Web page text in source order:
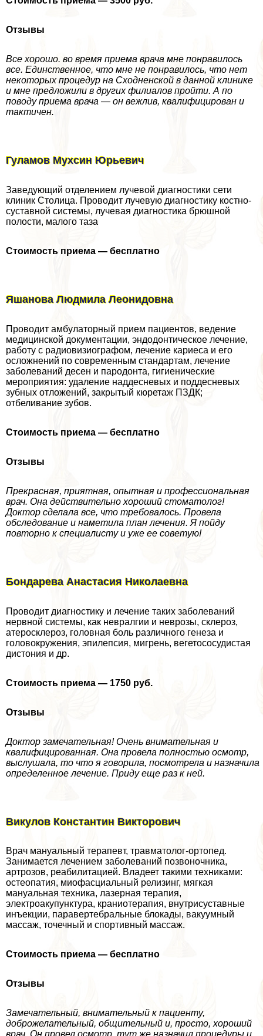
Отзывы
Все хорошо. во время приема врача мне понравилось
все. Единственное, что мне не понравилось, что нет
некоторых процедур на Сходненской в данной клинике
и мне предложили в других филиалов пройти. А по
поводу приема врача — он вежлив, квалифицирован и
тактичен.
Гуламов Мухсин Юрьевич
Заведующий отделением лучевой диагностики сети
клиник Столица. Проводит лучевую диагностику костно-
суставной системы, лучевая диагностика брюшной
полости, малого таза
Стоимость приема — бесплатно
Яшанова Людмила Леонидовна
Проводит амбулаторный прием пациентов, ведение
медицинской документации, эндодонтическое лечение,
работу с радиовизиографом, лечение кариеса и его
осложнений по современным стандартам, лечение
заболеваний десен и пародонта, гигиенические
мероприятия: удаление наддесневых и поддесневых
зубных отложений, закрытый кюретаж ПЗДК;
отбеливание зубов.
Стоимость приема — бесплатно
Отзывы
Прекрасная, приятная, опытная и профессиональная
врач. Она действительно хороший стоматолог!
Доктор сделала все, что требовалось. Провела
обследование и наметила план лечения. Я пойду
повторно к специалисту и уже ее советую!
Бондарева Анастасия Николаевна
Проводит диагностику и лечение таких заболеваний
нервной системы, как невралгии и неврозы, склероз,
атеросклероз, головная боль различного генеза и
головокружения, эпилепсия, мигрень, вегетососудистая
дистония и др.
Стоимость приема — 1750 руб.
Отзывы
Доктор замечательная! Очень внимательная и
квалифицированная. Она провела полностью осмотр,
выслушала, то что я говорила, посмотрела и назначила
определенное лечение. Приду еще раз к ней.
Викулов Константин Викторович
Врач мануальный терапевт, травматолог-ортопед.
Занимается лечением заболеваний позвоночника,
артрозов, реабилитацией. Владеет такими техниками:
остеопатия, миофасциальный релизинг, мягкая
мануальная техника, лазерная терапия,
электроакупунктура, краниотерапия, внутрисуставные
инъекции, паравертебральные блокады, вакуумный
массаж, точечный и спортивный массаж.
Стоимость приема — бесплатно
Отзывы
Замечательный, внимательный к пациенту,
доброжелательный, общительный и, просто, хороший